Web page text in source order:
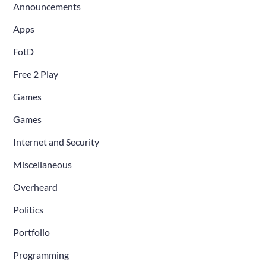
Announcements
Apps
FotD
Free 2 Play
Games
Games
Internet and Security
Miscellaneous
Overheard
Politics
Portfolio
Programming